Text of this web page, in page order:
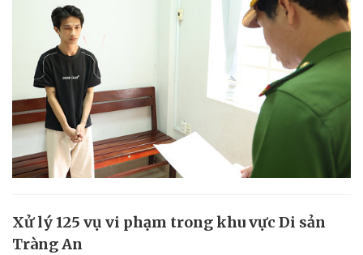
Xử lý 125 vụ vi phạm trong khu vực Di sản
Tràng An